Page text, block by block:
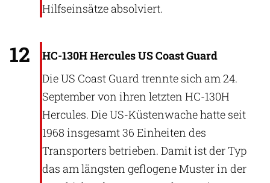
Hilfseinsätze absolviert.
12
HC-130H Hercules US Coast Guard
Die US Coast Guard trennte sich am 24.
September von ihren letzten HC-130H
Hercules. Die US-Küstenwache hatte seit
1968 insgesamt 36 Einheiten des
Transporters betrieben. Damit ist der Typ
das am längsten geflogene Muster in der